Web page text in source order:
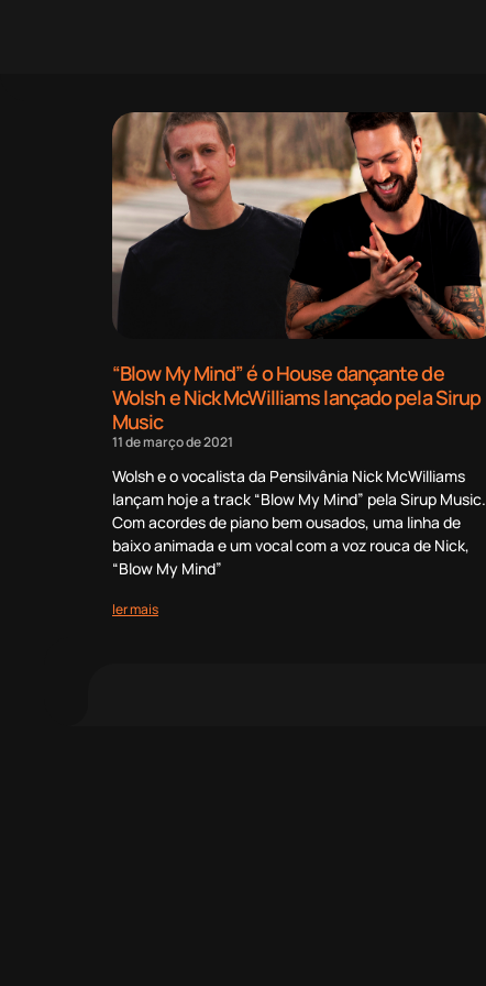
“Blow My Mind” é o House dançante de
Wolsh e Nick McWilliams lançado pela Sirup
Music
11 de março de 2021
Wolsh e o vocalista da Pensilvânia Nick McWilliams
lançam hoje a track “Blow My Mind” pela Sirup Music.
Com acordes de piano bem ousados, uma linha de
baixo animada e um vocal com a voz rouca de Nick,
“Blow My Mind”
ler mais